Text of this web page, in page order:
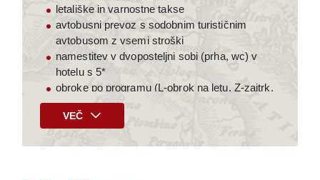
letališke in varnostne takse
avtobusni prevoz s sodobnim turističnim
avtobusom z vsemi stroški
namestitev v dvoposteljni sobi (prha, wc) v
hotelu s 5*
obroke po programu (L-obrok na letu, Z-zajtrk,
V-večerja)
kompetentno vodstvo slovenskega in lokalnih
vstopni vizum za Egipt
VEČ